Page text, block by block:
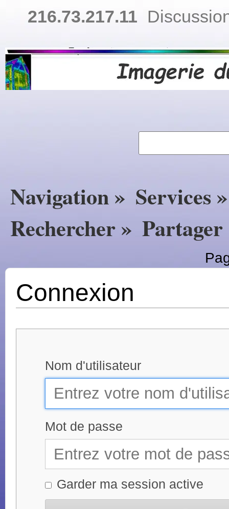
216.73.217.11
Navigation » Services »
Rechercher » Partager
Connexion
Nom d'utilisateur
Mot de passe
Garder ma session active